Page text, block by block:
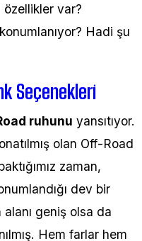
özellikler var?
Hadi şu
Seçenekleri
ruhunu yansıtıyor.
olan Off-Road
zaman,
dev bir
alanı geniş olsa da
Hem farlar hem